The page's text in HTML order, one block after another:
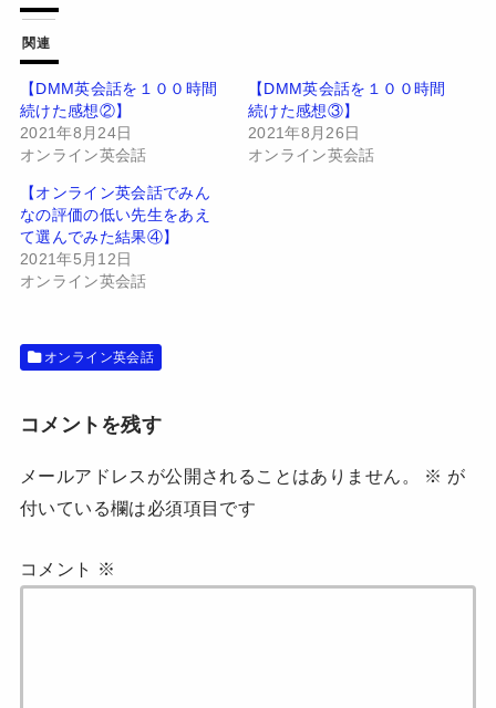
て
T
w
i
t
t
e
r
で
共
有
新
し
い
ウ
ィ
ン
ド
ウ
ま
す
)
有
す
る
に
は
ク
ッ
ク
し
て
く
だ
さ
い
い
ウ
ィ
ウ
で
ま
す
)
関連
【DMM英会話を１００時間
続けた感想②】
2021年8月24日
オンライン英会話
【DMM英会話を１００時間
続けた感想③】
2021年8月26日
オンライン英会話
【オンライン英会話でみん
なの評価の低い先生をあえ
て選んでみた結果④】
2021年5月12日
オンライン英会話
オンライン英会話
コメントを残す
メールアドレスが公開されることはありません。 ※ が
付いている欄は必須項目です
コメント ※